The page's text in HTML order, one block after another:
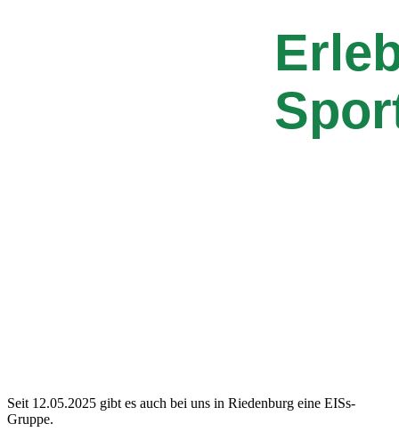
Seit 12.05.2025 gibt es auch bei uns in Riedenburg eine EISs-
Gruppe.